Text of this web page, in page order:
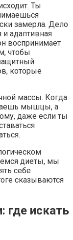
Ты
замерла. Дело
адаптивная
воспринимает
чтобы
которые
массы. Когда
мышцы, а
даже если ты
диеты, мы
себе
сказываются
где искать